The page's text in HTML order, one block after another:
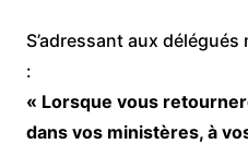
S’adressant aux
:
« Lorsque vous
dans vos ministères, à